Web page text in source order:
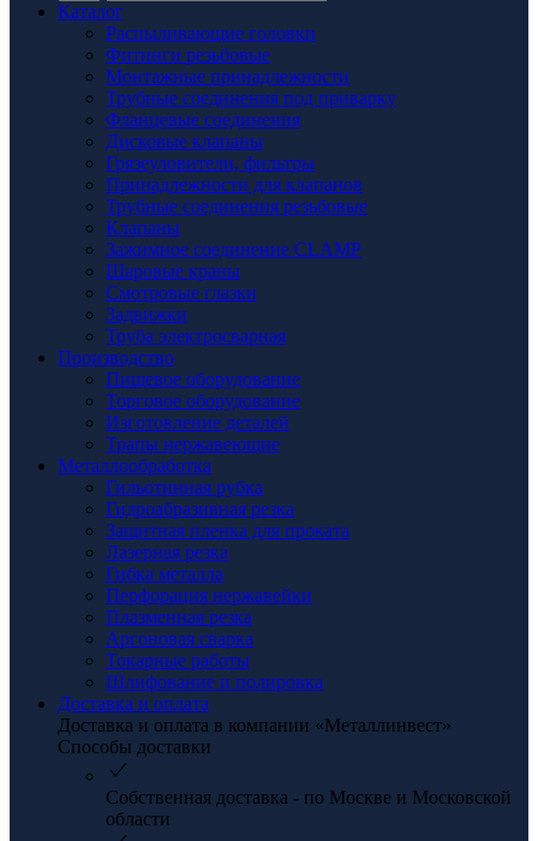
Каталог
Распыливающие головки
Фитинги резьбовые
Монтажные принадлежности
Трубные соединения под приварку
Фланцевые соединения
Дисковые клапаны
Грязеуловители, фильтры
Принадлежности для клапанов
Трубные соединения резьбовые
Клапаны
Зажимное соединение CLAMP
Шаровые краны
Смотровые глазки
Задвижки
Труба электросварная
Производство
Пищевое оборудование
Торговое оборудование
Изготовление деталей
Трапы нержавеющие
Металлообработка
Гильотинная рубка
Гидроабразивная резка
Защитная пленка для проката
Лазерная резка
Гибка металла
Перфорация нержавейки
Плазменная резка
Аргоновая сварка
Токарные работы
Шлифование и полировка
Доставка и оплата
Доставка и оплата в компании «Металлинвест»
Способы доставки
Собственная доставка - по Москве и Московской
области